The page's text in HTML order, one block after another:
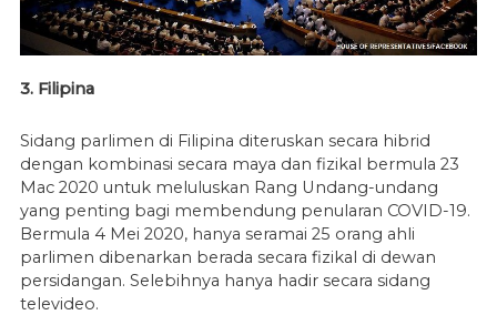
3. Filipina
Sidang parlimen di Filipina diteruskan secara hibrid
dengan kombinasi secara maya dan fizikal bermula 23
Mac 2020 untuk meluluskan Rang Undang-undang
yang penting bagi membendung penularan COVID-19.
Bermula 4 Mei 2020, hanya seramai 25 orang ahli
parlimen dibenarkan berada secara fizikal di dewan
persidangan. Selebihnya hanya hadir secara sidang
televideo.